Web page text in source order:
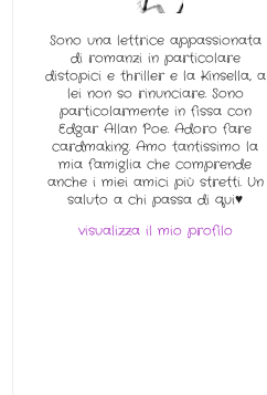
Sono una lettrice appassionata
di romanzi in particolare
distopici e thriller e la Kinsella, a
lei non so rinunciare. Sono
particolarmente in fissa con
Edgar Allan Poe. Adoro fare
cardmaking. Amo tantissimo la
mia famiglia che comprende
anche i miei amici più stretti. Un
saluto a chi passa di qui♥
visualizza il mio profilo